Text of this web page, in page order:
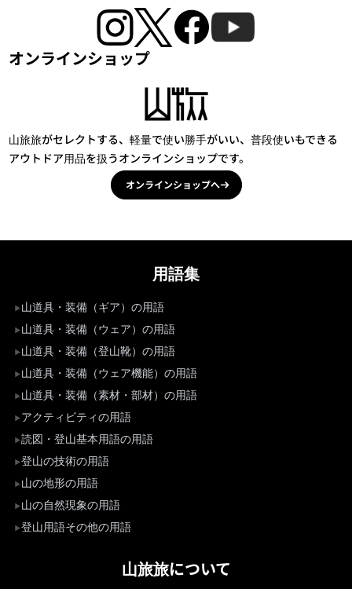
オンラインショップ
山旅旅がセレクトする、軽量で使い勝手がいい、普段使いもできる
アウトドア用品を扱うオンラインショップです。
オンラインショップへ
用語集
山道具・装備（ギア）の用語
山道具・装備（ウェア）の用語
山道具・装備（登山靴）の用語
山道具・装備（ウェア機能）の用語
山道具・装備（素材・部材）の用語
アクティビティの用語
読図・登山基本用語の用語
登山の技術の用語
山の地形の用語
山の自然現象の用語
登山用語その他の用語
山旅旅について